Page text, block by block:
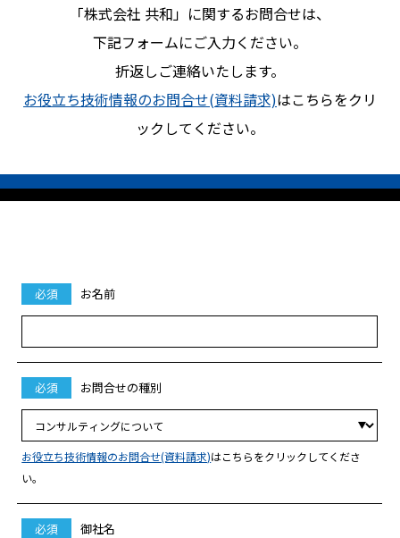
「株式会社 共和」に関するお問合せは、
下記フォームにご入力ください。
折返しご連絡いたします。
お役立ち技術情報のお問合せ(資料請求)はこちらをクリ
ックしてください。
必須 お名前
必須 お問合せの種別
お役立ち技術情報のお問合せ(資料請求)はこちらをクリックしてくださ
い。
必須 御社名